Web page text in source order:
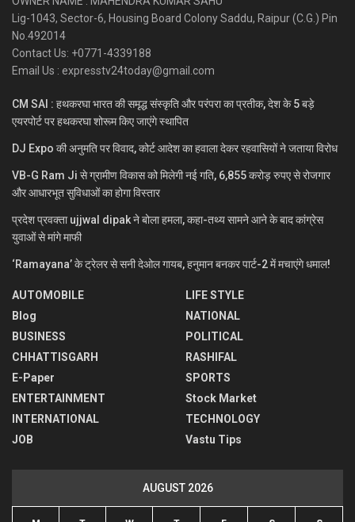
Lig-1043, Sector-6, Housing Board Colony Saddu, Raipur (C.G.) Pin
No.492014
Contact Us: +0771-4339188
Email Us : expresstv24today@gmail.com
CM SAI : हथकरघा भारत की समृद्ध संस्कृति और परंपरा का प्रतीक, देश के 5 बड़े
एयरपोर्ट पर हथकरघा शोरूम किए जाएंगे स्थापित
DJ Expo की अनुमति पर विवाद, कोर्ट आदेश का हवाला देकर रहवासियों ने जताया विरोध
VB-G Ram Ji से ग्रामीण विकास को मिलेगी नई गति, 6,855 करोड़ रुपए से रोजगार
और आधारभूत सुविधाओं का होगा विस्तार
प्रदेश प्रवक्ता ujjwal dipak ने बोला हमला, कहा-तथ्य सामने आने के बाद कांग्रेस
युवाओं से मांगे माफी
‘Ramayana’ के ट्रेलर से सनी देओल गायब, हनुमान बनकर पार्ट-2 में मचाएंगे धमाल!
AUTOMOBILE
Blog
BUSINESS
CHHATTISGARH
E-Paper
ENTERTAINMENT
INTERNATIONAL
JOB
LIFE STYLE
NATIONAL
POLITICAL
RASHIFAL
SPORTS
Stock Market
TECHNOLOGY
Vastu Tips
AUGUST 2026